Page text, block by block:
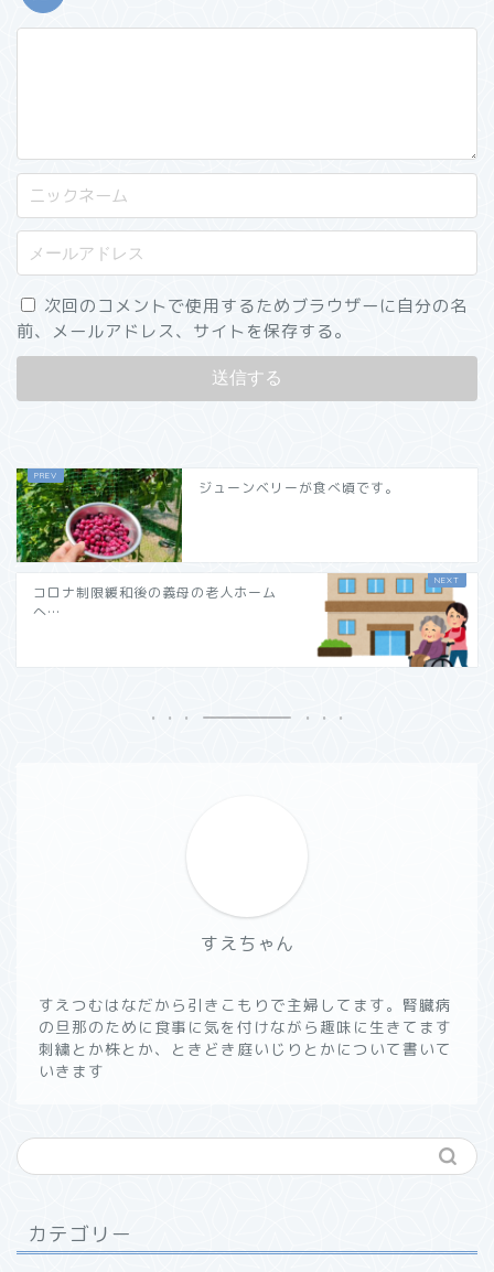
次回のコメントで使用するためブラウザーに自分の名
前、メールアドレス、サイトを保存する。
ジューンベリーが食べ頃です。
コロナ制限緩和後の義母の老人ホーム
へ…
すえちゃん
すえつむはなだから引きこもりで主婦してます。腎臓病
の旦那のために食事に気を付けながら趣味に生きてます
刺繍とか株とか、ときどき庭いじりとかについて書いて
いきます
カテゴリー